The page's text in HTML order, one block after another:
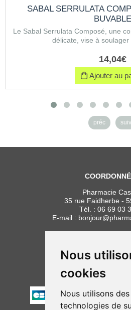
Nous
cookies
Nous utilisons
technologies de
SABAL SERRULATA
BUVABLE
Le Sabal Serrulata Composé, une
délicate, vise à soulager
14,04€
Ajouter au
préc suiv
Pharmacie
35 rue Faidherbe -
Tél. : 06 69 03
E-mail : bonjour@
HORAIRES
Lundi au vendredi :
Samedi : 9h00 à
PAIEMENT